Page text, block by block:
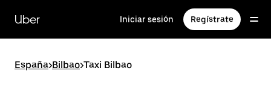
contenido
principal
Uber Iniciar sesión Regístrate
España>Bilbao>Taxi Bilbao